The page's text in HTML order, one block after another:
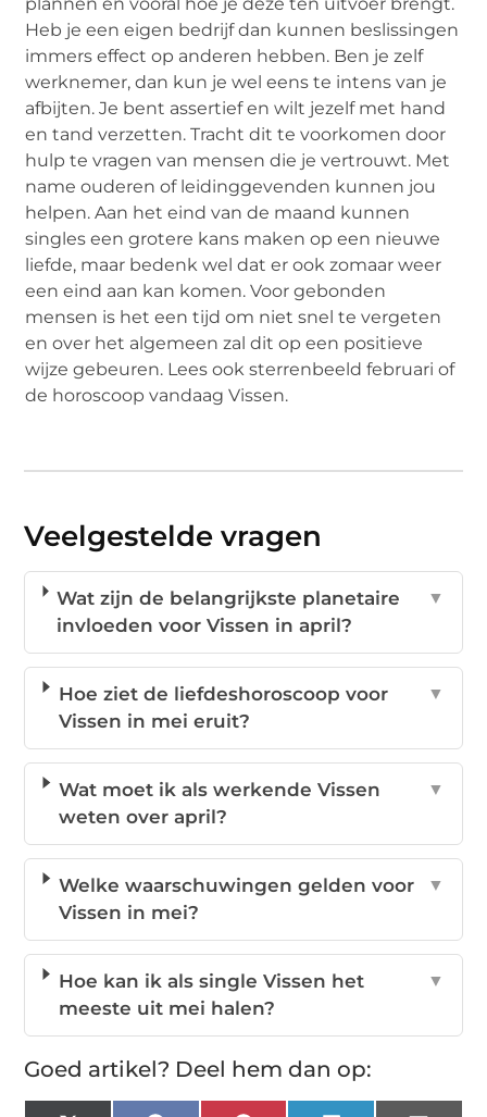
Heb je een eigen bedrijf dan kunnen beslissingen
immers effect op anderen hebben. Ben je zelf
werknemer, dan kun je wel eens te intens van je
afbijten. Je bent assertief en wilt jezelf met hand
en tand verzetten. Tracht dit te voorkomen door
hulp te vragen van mensen die je vertrouwt. Met
name ouderen of leidinggevenden kunnen jou
helpen. Aan het eind van de maand kunnen
singles een grotere kans maken op een nieuwe
liefde, maar bedenk wel dat er ook zomaar weer
een eind aan kan komen. Voor gebonden
mensen is het een tijd om niet snel te vergeten
en over het algemeen zal dit op een positieve
wijze gebeuren. Lees ook sterrenbeeld februari of
de horoscoop vandaag Vissen.
Veelgestelde vragen
Wat zijn de belangrijkste planetaire
invloeden voor Vissen in april?
▼
Hoe ziet de liefdeshoroscoop voor
Vissen in mei eruit?
▼
Wat moet ik als werkende Vissen
weten over april?
▼
Welke waarschuwingen gelden voor
Vissen in mei?
▼
Hoe kan ik als single Vissen het
meeste uit mei halen?
▼
Goed artikel? Deel hem dan op: